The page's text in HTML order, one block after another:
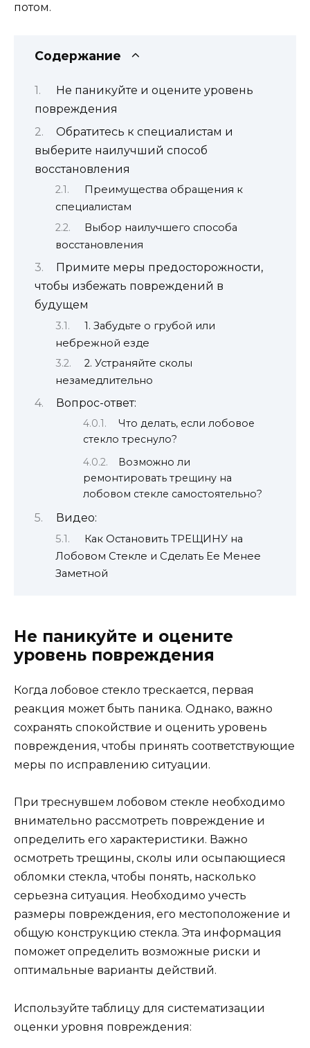
потом.
Содержание
Не паникуйте и оцените уровень
повреждения
Обратитесь к специалистам и
выберите наилучший способ
восстановления
Преимущества обращения к
специалистам
Выбор наилучшего способа
восстановления
Примите меры предосторожности,
чтобы избежать повреждений в
будущем
1. Забудьте о грубой или
небрежной езде
2. Устраняйте сколы
незамедлительно
Вопрос-ответ:
Что делать, если лобовое
стекло треснуло?
Возможно ли
ремонтировать трещину на
лобовом стекле самостоятельно?
Видео:
Как Остановить ТРЕЩИНУ на
Лобовом Стекле и Сделать Ее Менее
Заметной
Не паникуйте и оцените
уровень повреждения
Когда лобовое стекло трескается, первая
реакция может быть паника. Однако, важно
сохранять спокойствие и оценить уровень
повреждения, чтобы принять соответствующие
меры по исправлению ситуации.
При треснувшем лобовом стекле необходимо
внимательно рассмотреть повреждение и
определить его характеристики. Важно
осмотреть трещины, сколы или осыпающиеся
обломки стекла, чтобы понять, насколько
серьезна ситуация. Необходимо учесть
размеры повреждения, его местоположение и
общую конструкцию стекла. Эта информация
поможет определить возможные риски и
оптимальные варианты действий.
Используйте таблицу для систематизации
оценки уровня повреждения: